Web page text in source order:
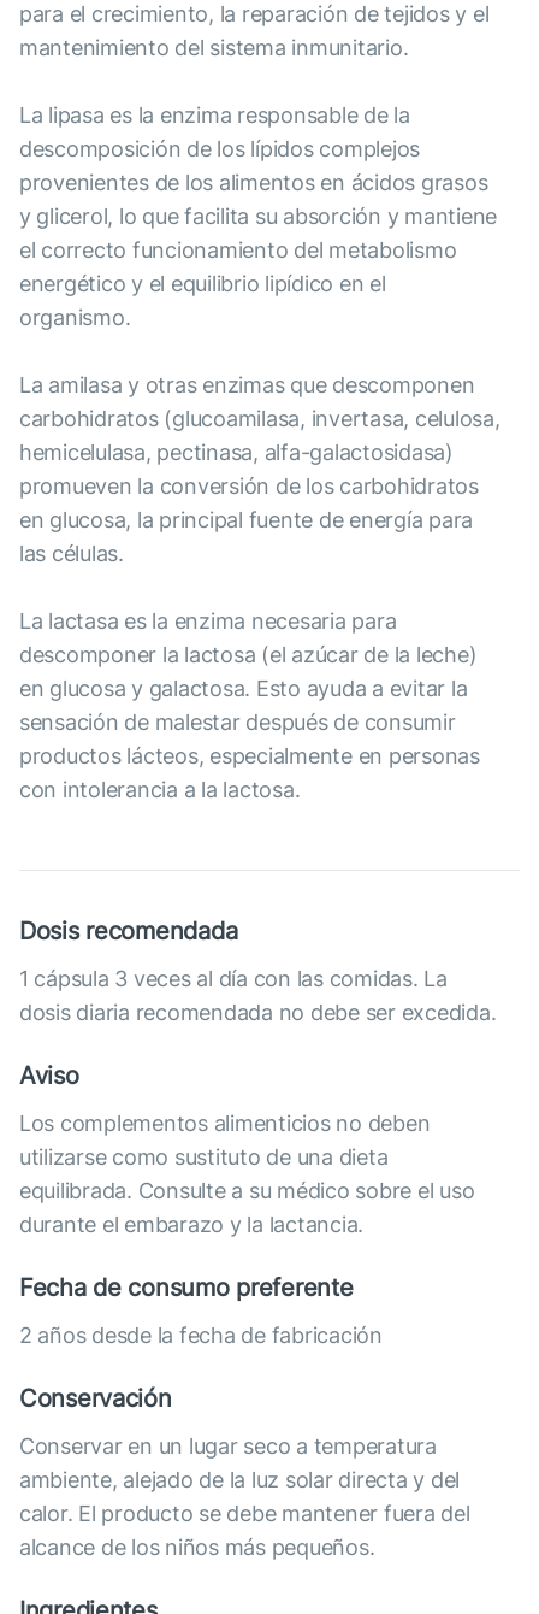
para el crecimiento, la reparación de tejidos y el
mantenimiento del sistema inmunitario.
La lipasa es la enzima responsable de la
descomposición de los lípidos complejos
provenientes de los alimentos en ácidos grasos
y glicerol, lo que facilita su absorción y mantiene
el correcto funcionamiento del metabolismo
energético y el equilibrio lipídico en el
organismo.
La amilasa y otras enzimas que descomponen
carbohidratos (glucoamilasa, invertasa, celulosa,
hemicelulasa, pectinasa, alfa-galactosidasa)
promueven la conversión de los carbohidratos
en glucosa, la principal fuente de energía para
las células.
La lactasa es la enzima necesaria para
descomponer la lactosa (el azúcar de la leche)
en glucosa y galactosa. Esto ayuda a evitar la
sensación de malestar después de consumir
productos lácteos, especialmente en personas
con intolerancia a la lactosa.
Dosis recomendada
1 cápsula 3 veces al día con las comidas. La
dosis diaria recomendada no debe ser excedida.
Aviso
Los complementos alimenticios no deben
utilizarse como sustituto de una dieta
equilibrada. Consulte a su médico sobre el uso
durante el embarazo y la lactancia.
Fecha de consumo preferente
2 años desde la fecha de fabricación
Conservación
Conservar en un lugar seco a temperatura
ambiente, alejado de la luz solar directa y del
calor. El producto se debe mantener fuera del
alcance de los niños más pequeños.